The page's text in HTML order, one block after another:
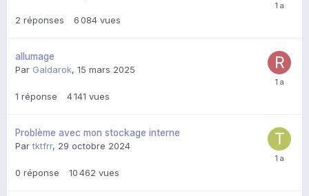
2 réponses 6 084 vues
allumage
Par Galdarok, 15 mars 2025
1 réponse 4 141 vues
Problème avec mon stockage interne
Partktfrr, 29 octobre 2024
0 réponse 10 462 vues